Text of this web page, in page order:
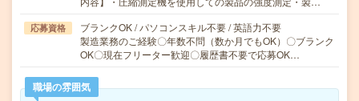
応募資格
ブランクOK / パソコンスキル不要 / 英語力不要
製造業務のご経験〇年数不問（数か月でもOK）〇ブランク
OK〇現在フリーター歓迎〇履歴書不要で応募OK…
職場の雰囲気